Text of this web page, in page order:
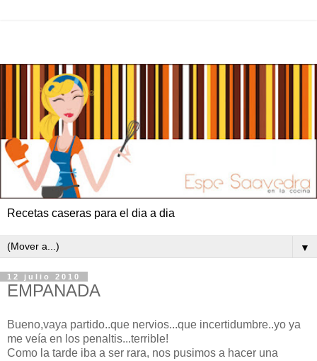
Recetas caseras para el dia a dia
▼
12 julio 2010
EMPANADA
Bueno,vaya partido..que nervios...que incertidumbre..yo ya
me veía en los penaltis...terrible!
Como la tarde iba a ser rara, nos pusimos a hacer una